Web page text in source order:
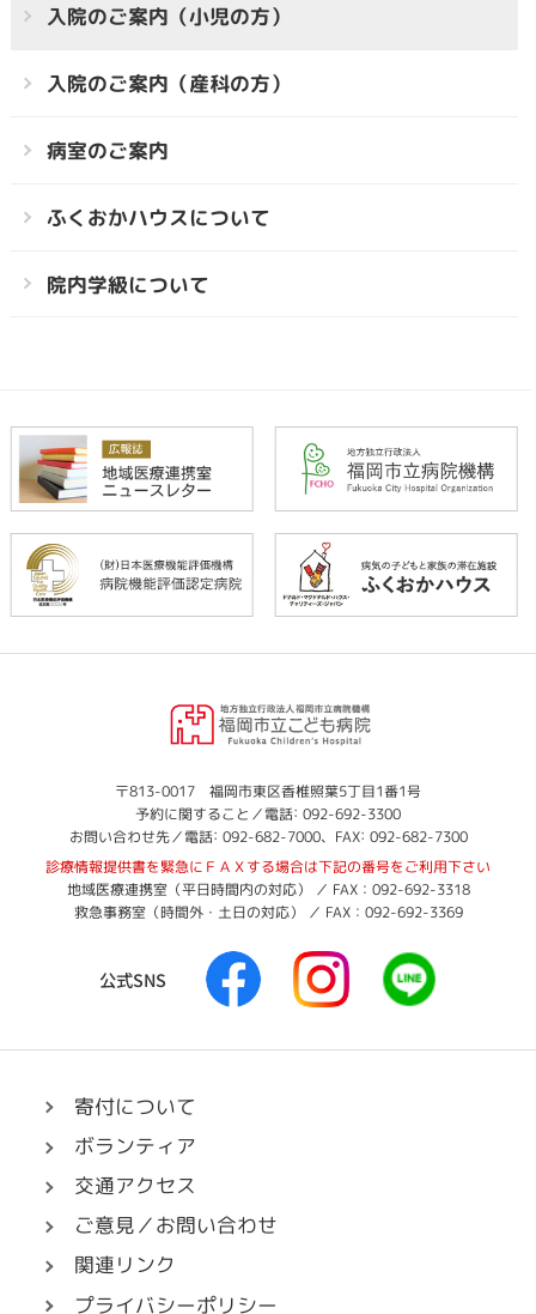
入院のご案内（小児の方）
入院のご案内（産科の方）
病室のご案内
ふくおかハウスについて
院内学級について
福
岡
立
こ
ど
も
病
〒813-0017 福岡市東区香椎照葉5丁目1番1号
予約に関すること／電話: 092-692-3300
お問い合わせ先／電話: 092-682-7000、FAX: 092-682-7300
診療情報提供書を緊急にＦＡＸする場合は下記の番号をご利用下さい
地域医療連携室（平日時間内の対応） ／ FAX：092-692-3318
救急事務室（時間外・土日の対応） ／ FAX：092-692-3369
公式SNS
F
a
e
リ
ン
I
n
t
L
I
E
寄付について
ボランティア
交通アクセス
ご意見／お問い合わせ
関連リンク
プライバシーポリシー